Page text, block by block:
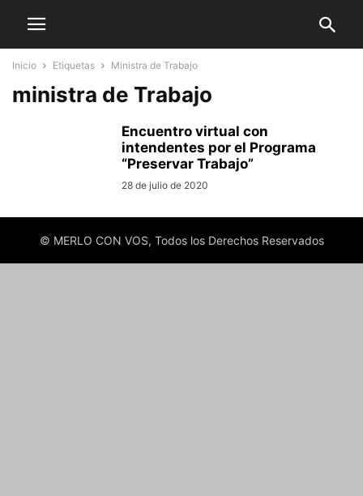
Inicio Etiquetas Ministra de Trabajo
ministra de Trabajo
Encuentro virtual con
intendentes por el Programa
“Preservar Trabajo”
28 de julio de 2020
© MERLO CON VOS, Todos los Derechos Reservados